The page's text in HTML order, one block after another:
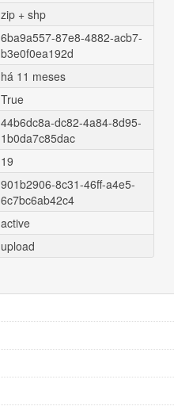
zip + shp
6ba9a557-87e8-4882-acb7-
b3e0f0ea192d
há 11 meses
True
44b6dc8a-dc82-4a84-8d95-
1b0da7c85dac
19
901b2906-8c31-46ff-a4e5-
6c7bc6ab42c4
active
upload